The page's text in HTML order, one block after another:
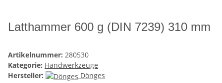
Latthammer 600 g (DIN 7239) 310 mm
Artikelnummer: 280530
Kategorie: Handwerkzeuge
Hersteller:
Dönges